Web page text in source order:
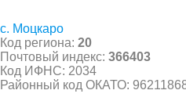
с. Моцкаро
Код региона: 20
Почтовый индекс: 366403
Код ИФНС: 2034
Районный код ОКАТО: